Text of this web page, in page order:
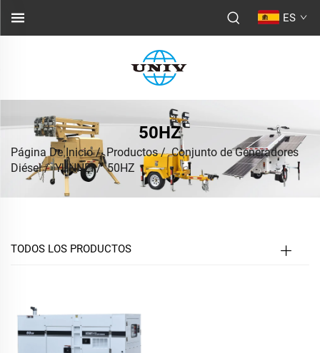
ES
50HZ
Página De Inicio/Productos/Conjunto de Generadores
Diésel/YUNNEI/50HZ
TODOS LOS PRODUCTOS